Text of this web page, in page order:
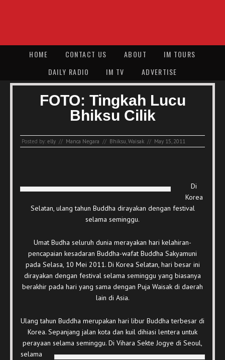
HOME CONTACT US ABOUT
IM TOURS
DAILY RADIO
IM TV ADVERTISE
FOTO: Tingkah Lucu
Bhiksu Cilik
Posted by: elly // Manca Negara // Bhiksu,Waisak // May 15, 2011
Di
Korea
Selatan, ulang tahun Buddha dirayakan dengan festival
selama seminggu.
Umat Budha seluruh dunia merayakan hari kelahiran-
pencapaian kesadaran Buddha-wafat Buddha Sakyamuni
pada Selasa, 10 Mei 2011. Di Korea Selatan, hari besar ini
dirayakan dengan festival selama seminggu yang biasanya
berakhir pada hari yang sama dengan Puja Waisak di daerah
lain di Asia.
Ulang tahun Buddha merupakan hari libur Buddha terbesar di
Korea. Sepanjang jalan kota dan kuil dihiasi lentera untuk
perayaan selama seminggu. Di Vihara Sekte Jogye di Seoul,
selama